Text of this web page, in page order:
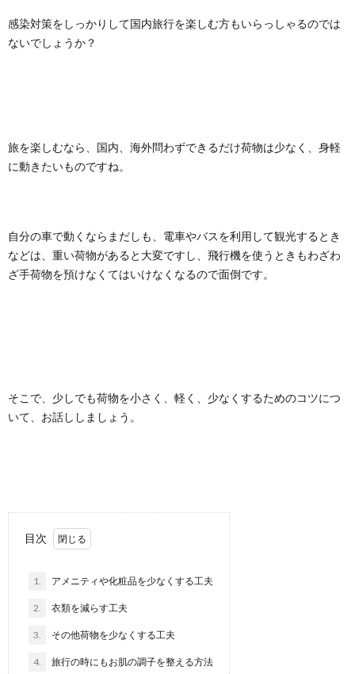
感染対策をしっかりして国内旅行を楽しむ方もいらっしゃるのでは
ないでしょうか？
旅を楽しむなら、国内、海外問わずできるだけ荷物は少なく、身軽
に動きたいものですね。
自分の車で動くならまだしも、電車やバスを利用して観光するとき
などは、重い荷物があると大変ですし、飛行機を使うときもわざわ
ざ手荷物を預けなくてはいけなくなるので面倒です。
そこで、少しでも荷物を小さく、軽く、少なくするためのコツにつ
いて、お話ししましょう。
目次
1. アメニティや化粧品を少なくする工夫
2. 衣類を減らす工夫
3. その他荷物を少なくする工夫
4. 旅行の時にもお肌の調子を整える方法